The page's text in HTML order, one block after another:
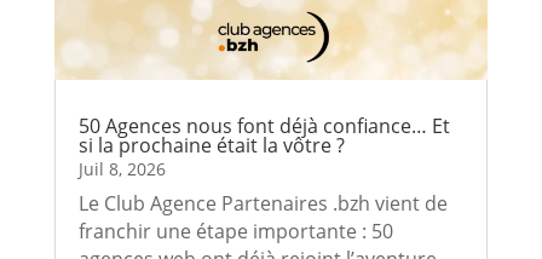
50 Agences nous font déjà confiance… Et
si la prochaine était la vôtre ?
Juil 8, 2026
Le Club Agence Partenaires .bzh vient de
franchir une étape importante : 50